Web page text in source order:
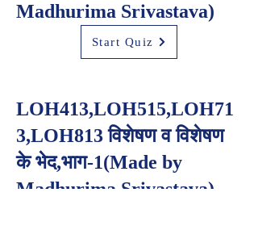
Madhurima Srivastava)
Start Quiz
LOH413,LOH515,LOH71
3,LOH813 विशेषण व विशेषण
के भेद,भाग-1(Made by
Madhurima Srivastava)